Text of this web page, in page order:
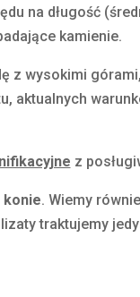
na długość
kamienie.
wysokimi
aktualnych
z
konie. Wiemy
traktujemy